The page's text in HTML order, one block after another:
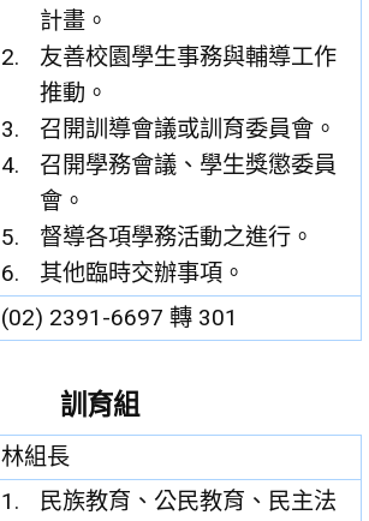
計畫。
友善校園學生事務與輔導工作
推動。
召開訓導會議或訓育委員會。
召開學務會議、學生獎懲委員
會。
督導各項學務活動之進行。
其他臨時交辦事項。
(02) 2391-6697 轉 301
訓育組
林組長
民族教育、公民教育、民主法